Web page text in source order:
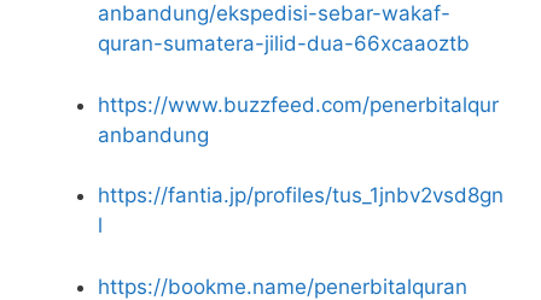
anbandung/ekspedisi-sebar-wakaf-
quran-sumatera-jilid-dua-66xcaaoztb
https://www.buzzfeed.com/penerbitalqur
anbandung
https://fantia.jp/profiles/tus_1jnbv2vsd8gn
l
https://bookme.name/penerbitalquran